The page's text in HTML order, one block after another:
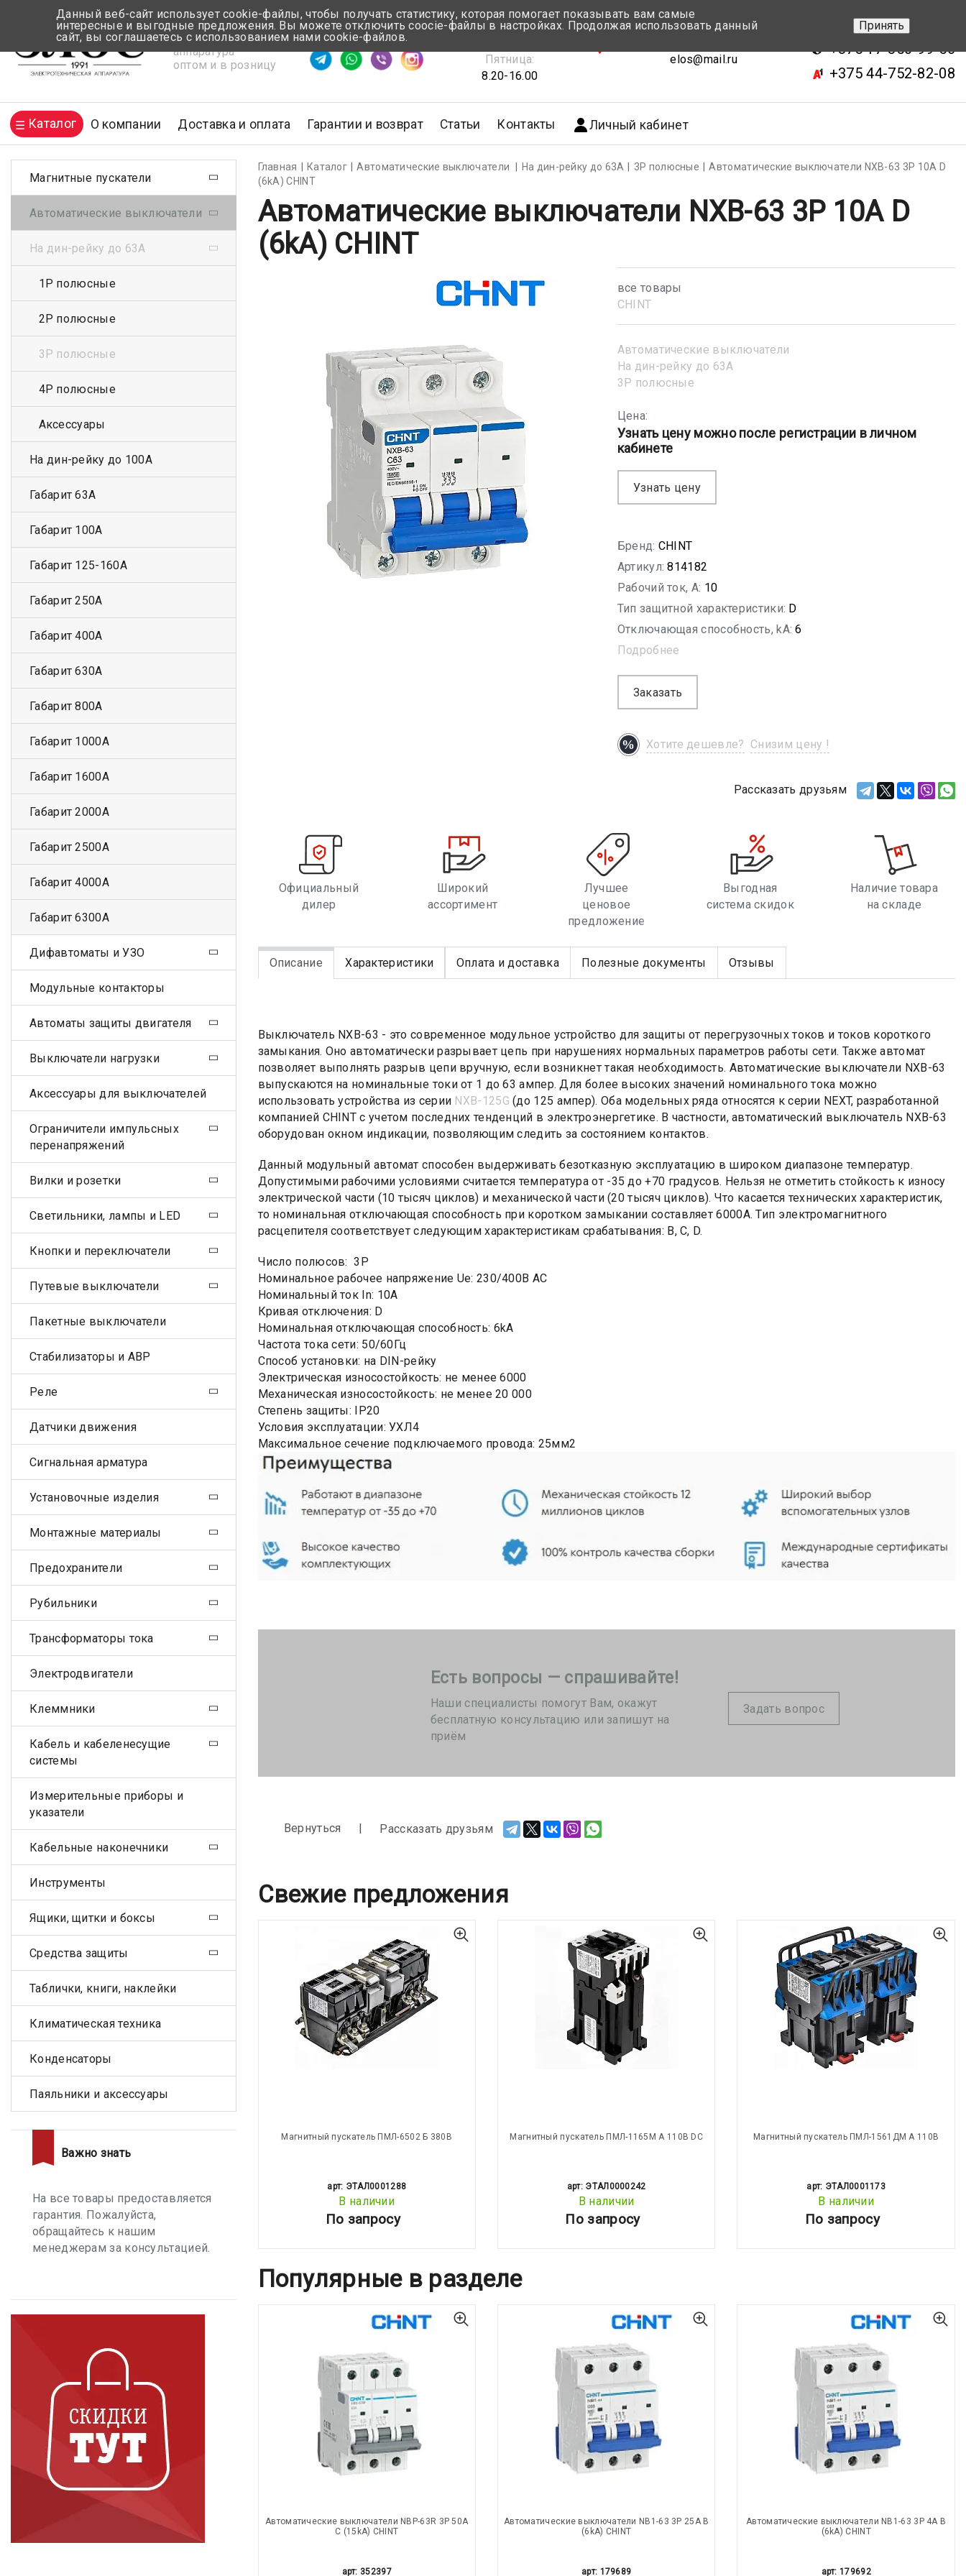
Электротехническая
аппаратура
оптом и в розницу
Время ответа ≈ 5 мин
Понедельник-Четверг:
Пятница:
8.20-16.00
elos@mail.ru
+375 17-343-46-70
+375 17-350-99-56
+375 44-752-82-08
Каталог О компании Доставка и оплата Гарантии и возврат Статьи Контакты Личный кабинет
Главная Каталог Автоматические выключатели На дин-рейку до 63А 3Р полюсные
Автоматические выключатели NXB-63 3P 10A D
(6kA) CHINT
Автоматические выключатели NXB-63 3P 10A D
(6kA) CHINT
все товары
CHINT
Автоматические выключатели
На дин-рейку до 63А
3Р полюсные
Цена:
Узнать цену можно после регистрации в личном
кабинете
Узнать цену
Бренд: CHINT
Артикул: 814182
Рабочий ток, A: 10
Тип защитной характеристики: D
Отключающая способность, kA: 6
Подробнее
Заказать
Хотите дешевле? Снизим цену !
Рассказать друзьям
Официальный
дилер
Широкий
ассортимент
Лучшее
ценовое
предложение
Выгодная
система скидок
Наличие товара
на складе
Описание Характеристики Оплата и доставка Полезные документы Отзывы
Выключатель NXB-63 - это современное модульное устройство для защиты от перегрузочных токов и токов короткого
замыкания. Оно автоматически разрывает цепь при нарушениях нормальных параметров работы сети. Также автомат
позволяет выполнять разрыв цепи вручную, если возникнет такая необходимость. Автоматические выключатели NXB-63
выпускаются на номинальные токи от 1 до 63 ампер. Для более высоких значений номинального тока можно
использовать устройства из серии NXB-125G (до 125 ампер). Оба модельных ряда относятся к серии NEXT, разработанной
компанией CHINT с учетом последних тенденций в электроэнергетике. В частности, автоматический выключатель NXB-63
оборудован окном индикации, позволяющим следить за состоянием контактов.
Данный модульный автомат способен выдерживать безотказную эксплуатацию в широком диапазоне температур.
Допустимыми рабочими условиями считается температура от -35 до +70 градусов. Нельзя не отметить стойкость к износу
электрической части (10 тысяч циклов) и механической части (20 тысяч циклов). Что касается технических характеристик,
то номинальная отключающая способность при коротком замыкании составляет 6000А. Тип электромагнитного
расцепителя соответствует следующим характеристикам срабатывания: B, C, D.
Число полюсов: 3Р
Номинальное рабочее напряжение Ue: 230/400В AC
Номинальный ток In: 10А
Кривая отключения: D
Номинальная отключающая способность: 6kA
Частота тока сети: 50/60Гц
Способ установки: на DIN-рейку
Электрическая износостойкость: не менее 6000
Механическая износостойкость: не менее 20 000
Степень защиты: IP20
Условия эксплуатации: УХЛ4
Максимальное сечение подключаемого провода: 25мм2
Есть вопросы — спрашивайте!
Наши специалисты помогут Вам, окажут
бесплатную консультацию или запишут на
приём
Задать вопрос
Вернуться Рассказать друзьям
Свежие предложения
Магнитный пускатель ПМЛ-6502 Б 380В
арт: ЭТАЛ0001288
В наличии
По запросу
Магнитный пускатель ПМЛ-1165М А 110В DC
арт: ЭТАЛ0000242
В наличии
По запросу
Магнитный пускатель ПМЛ-1561ДМ А 110В
арт: ЭТАЛ0001173
В наличии
По запросу
Популярные в разделе
Автоматические выключатели NBP-63R 3P 50A
С (15kA) CHINT
арт: 352397
Автоматические выключатели NB1-63 3P 25A В
(6kA) CHINT
арт: 179689
Автоматические выключатели NB1-63 3P 4A В
(6kA) CHINT
арт: 179692
Магнитные пускатели
Автоматические выключатели
На дин-рейку до 63А
1Р полюсные
2Р полюсные
3Р полюсные
4Р полюсные
Аксессуары
На дин-рейку до 100А
Габарит 63А
Габарит 100А
Габарит 125-160А
Габарит 250А
Габарит 400А
Габарит 630А
Габарит 800А
Габарит 1000А
Габарит 1600А
Габарит 2000А
Габарит 2500А
Габарит 4000А
Габарит 6300А
Дифавтоматы и УЗО
Модульные контакторы
Автоматы защиты двигателя
Выключатели нагрузки
Аксессуары для выключателей
Ограничители импульсных
перенапряжений
Вилки и розетки
Светильники, лампы и LED
Кнопки и переключатели
Путевые выключатели
Пакетные выключатели
Стабилизаторы и АВР
Реле
Датчики движения
Сигнальная арматура
Установочные изделия
Монтажные материалы
Предохранители
Рубильники
Трансформаторы тока
Электродвигатели
Клеммники
Кабель и кабеленесущие
системы
Измерительные приборы и
указатели
Кабельные наконечники
Инструменты
Ящики, щитки и боксы
Средства защиты
Таблички, книги, наклейки
Климатическая техника
Конденсаторы
Паяльники и аксессуары
Важно знать
На все товары предоставляется
гарантия. Пожалуйста,
обращайтесь к нашим
менеджерам за консультацией.
Данный веб-сайт использует cookie-файлы, чтобы получать статистику, которая помогает показывать вам самые
интересные и выгодные предложения. Вы можете отключить coocie-файлы в настройках. Продолжая использовать данный
сайт, вы соглашаетесь с использованием нами cookie-файлов.
Принять